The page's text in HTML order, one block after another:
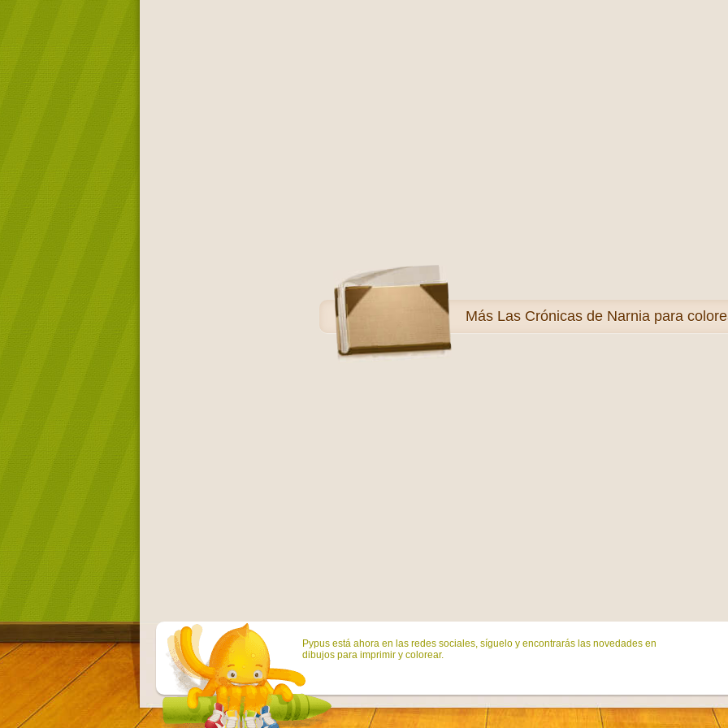
Más Las Crónicas de Narnia para
Pypus está ahora en las redes sociales, síguelo y encontrarás las novedades en
dibujos para imprimir y colorear.